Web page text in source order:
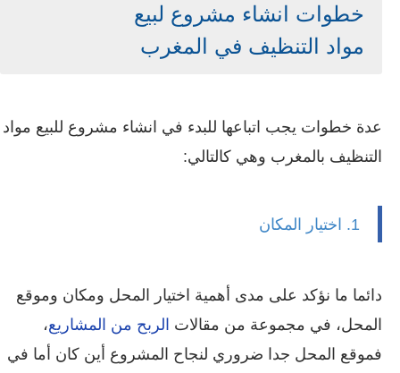
خطوات انشاء مشروع لبيع
مواد التنظيف في المغرب
عدة خطوات يجب اتباعها للبدء في انشاء مشروع للبيع مواد
التنظيف بالمغرب وهي كالتالي:
1. اختيار المكان
دائما ما نؤكد على مدى أهمية اختيار المحل ومكان وموقع
المحل، في مجموعة من مقالات الربح من المشاريع،
فموقع المحل جدا ضروري لنجاح المشروع أين كان أما في